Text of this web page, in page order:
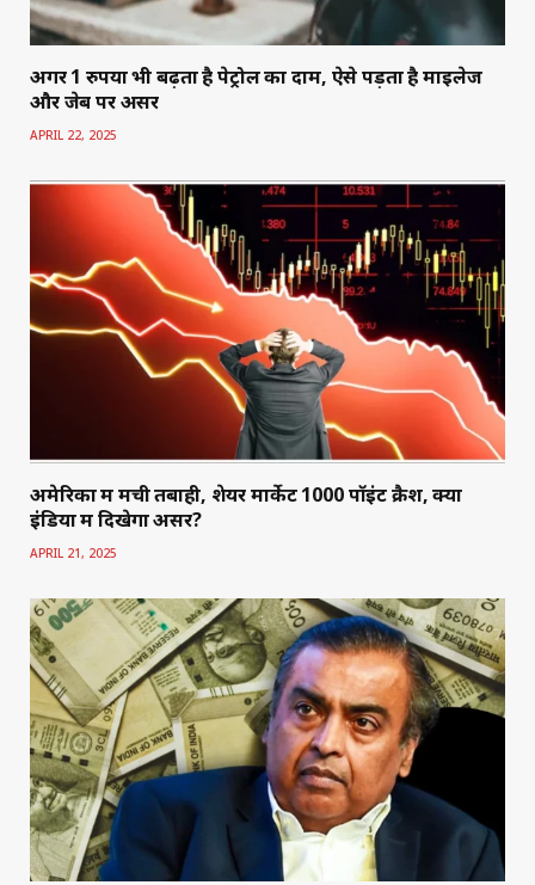
अगर 1 रुपया भी बढ़ता है पेट्रोल का दाम, ऐसे पड़ता है माइलेज
और जेब पर असर
APRIL 22, 2025
अमेरिका में मची तबाही, शेयर मार्केट 1000 पॉइंट क्रैश, क्या
इंडिया में दिखेगा असर?
APRIL 21, 2025